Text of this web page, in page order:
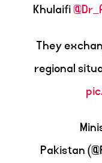
Khulaifi
They
regional
—
Pakistan